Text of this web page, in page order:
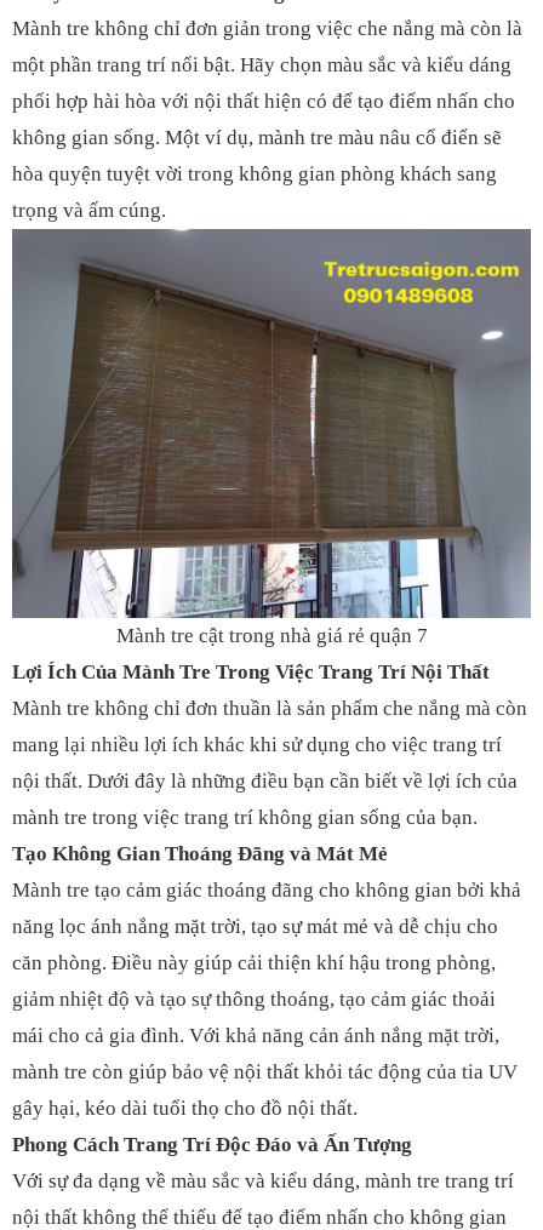
Mành tre không chỉ đơn giản trong việc che nắng mà còn là
một phần trang trí nổi bật. Hãy chọn màu sắc và kiểu dáng
phối hợp hài hòa với nội thất hiện có để tạo điểm nhấn cho
không gian sống. Một ví dụ, mành tre màu nâu cổ điển sẽ
hòa quyện tuyệt vời trong không gian phòng khách sang
trọng và ấm cúng.
Mành tre cật trong nhà giá rẻ quận 7
Lợi Ích Của Mành Tre Trong Việc Trang Trí Nội Thất
Mành tre không chỉ đơn thuần là sản phẩm che nắng mà còn
mang lại nhiều lợi ích khác khi sử dụng cho việc trang trí
nội thất. Dưới đây là những điều bạn cần biết về lợi ích của
mành tre trong việc trang trí không gian sống của bạn.
Tạo Không Gian Thoáng Đãng và Mát Mẻ
Mành tre tạo cảm giác thoáng đãng cho không gian bởi khả
năng lọc ánh nắng mặt trời, tạo sự mát mẻ và dễ chịu cho
căn phòng. Điều này giúp cải thiện khí hậu trong phòng,
giảm nhiệt độ và tạo sự thông thoáng, tạo cảm giác thoải
mái cho cả gia đình. Với khả năng cản ánh nắng mặt trời,
mành tre còn giúp bảo vệ nội thất khỏi tác động của tia UV
gây hại, kéo dài tuổi thọ cho đồ nội thất.
Phong Cách Trang Trí Độc Đáo và Ấn Tượng
Với sự đa dạng về màu sắc và kiểu dáng, mành tre trang trí
nội thất không thể thiếu để tạo điểm nhấn cho không gian